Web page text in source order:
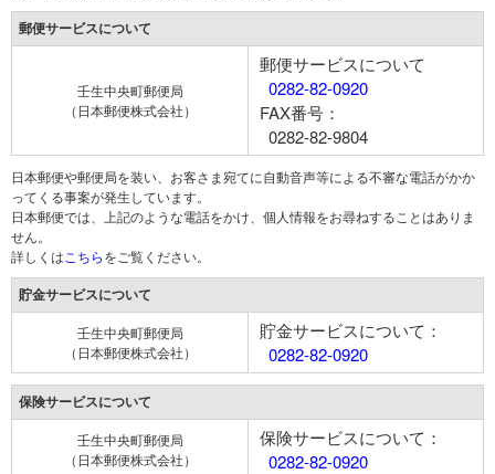
郵便サービスについて
壬生中央町郵便局
（日本郵便株式会社）
郵便サービスについて
0282-82-0920
FAX番号：
0282-82-9804
日本郵便や郵便局を装い、お客さま宛てに自動音声等による不審な電話がかか
ってくる事案が発生しています。
日本郵便では、上記のような電話をかけ、個人情報をお尋ねすることはありま
せん。
詳しくは こちらをご覧ください。
貯金サービスについて
壬生中央町郵便局
（日本郵便株式会社）
貯金サービスについて：
0282-82-0920
保険サービスについて
壬生中央町郵便局
（日本郵便株式会社）
保険サービスについて：
0282-82-0920